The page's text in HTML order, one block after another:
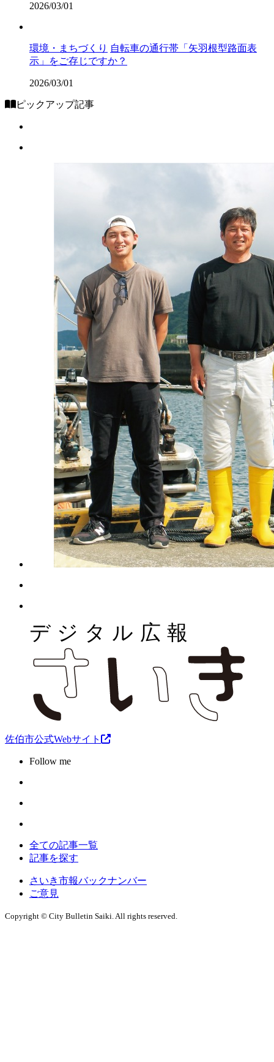
2026/03/01
環境・まちづくり 自転車の通行帯「矢羽根型路面表
示」をご存じですか？
2026/03/01
ピックアップ記事
佐伯市公式Webサイト
Follow me
全ての記事一覧
記事を探す
さいき市報バックナンバー
ご意見
Copyright © City Bulletin Saiki. All rights reserved.